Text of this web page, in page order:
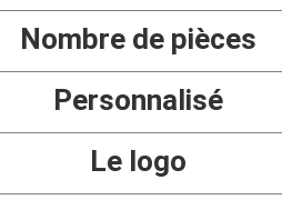
Nombre de pièces
Personnalisé
Le logo